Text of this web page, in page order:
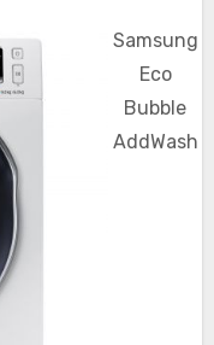
Samsung
Eco
Bubble
AddWash